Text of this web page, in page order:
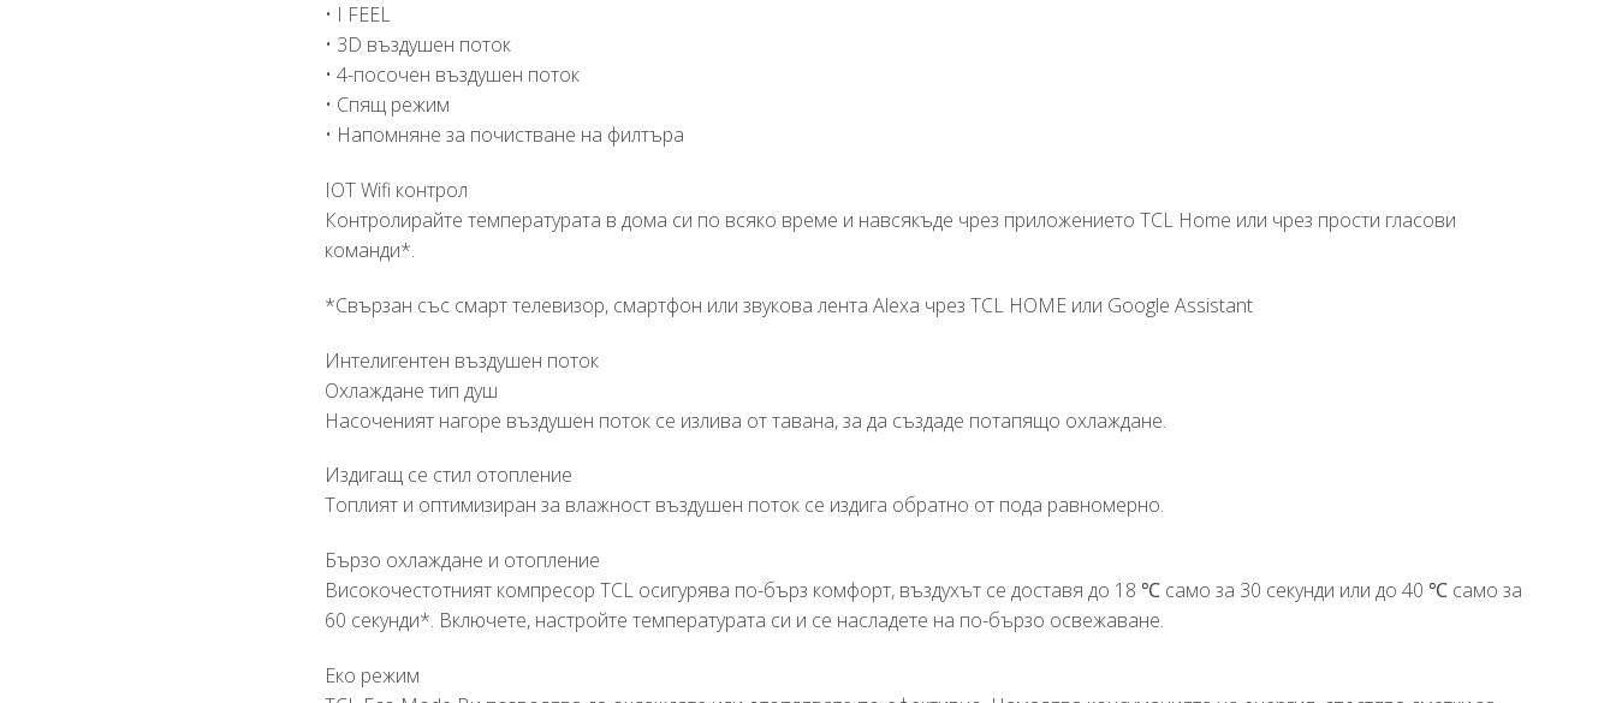
• I FEEL
• 3D въздушен поток
• 4-посочен въздушен поток
• Спящ режим
• Напомняне за почистване на филтъра
IOT Wifi контрол
Контролирайте температурата в дома си по всяко време и навсякъде чрез приложението TCL Home или чрез прости гласови
команди*.
*Свързан със смарт телевизор, смартфон или звукова лента Alexa чрез TCL HOME или Google Assistant
Интелигентен въздушен поток
Охлаждане тип душ
Насоченият нагоре въздушен поток се излива от тавана, за да създаде потапящо охлаждане.
Издигащ се стил отопление
Топлият и оптимизиран за влажност въздушен поток се издига обратно от пода равномерно.
Бързо охлаждане и отопление
Високочестотният компресор TCL осигурява по-бърз комфорт, въздухът се доставя до 18 ℃ само за 30 секунди или до 40 ℃ само за
60 секунди*. Включете, настройте температурата си и се насладете на по-бързо освежаване.
Еко режим